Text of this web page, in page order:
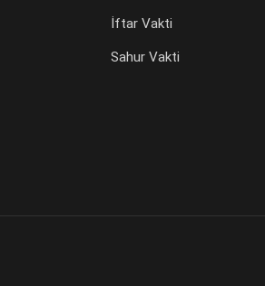
İftar Vakti
Sahur Vakti